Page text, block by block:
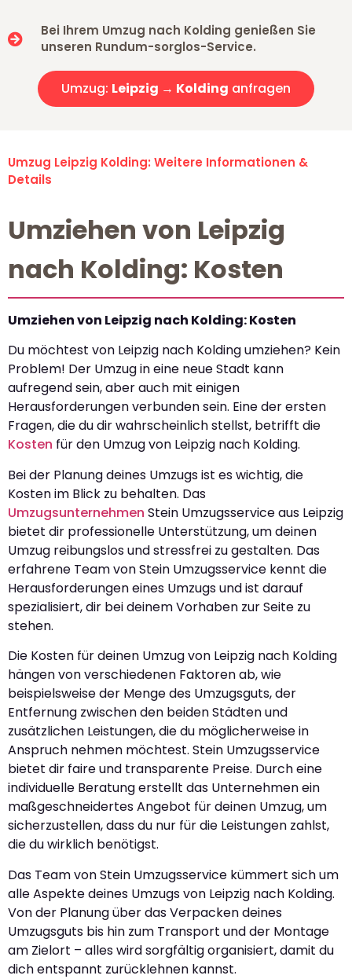
Bei Ihrem Umzug nach Kolding genießen Sie
unseren Rundum-sorglos-Service.
Umzug: Leipzig → Kolding anfragen
Umzug Leipzig Kolding: Weitere Informationen &
Details
Umziehen von Leipzig
nach Kolding: Kosten
Umziehen von Leipzig nach Kolding: Kosten
Du möchtest von Leipzig nach Kolding umziehen? Kein
Problem! Der Umzug in eine neue Stadt kann
aufregend sein, aber auch mit einigen
Herausforderungen verbunden sein. Eine der ersten
Fragen, die du dir wahrscheinlich stellst, betrifft die
Kosten für den Umzug von Leipzig nach Kolding.
Bei der Planung deines Umzugs ist es wichtig, die
Kosten im Blick zu behalten. Das
Umzugsunternehmen Stein Umzugsservice aus Leipzig
bietet dir professionelle Unterstützung, um deinen
Umzug reibungslos und stressfrei zu gestalten. Das
erfahrene Team von Stein Umzugsservice kennt die
Herausforderungen eines Umzugs und ist darauf
spezialisiert, dir bei deinem Vorhaben zur Seite zu
stehen.
Die Kosten für deinen Umzug von Leipzig nach Kolding
hängen von verschiedenen Faktoren ab, wie
beispielsweise der Menge des Umzugsguts, der
Entfernung zwischen den beiden Städten und
zusätzlichen Leistungen, die du möglicherweise in
Anspruch nehmen möchtest. Stein Umzugsservice
bietet dir faire und transparente Preise. Durch eine
individuelle Beratung erstellt das Unternehmen ein
maßgeschneidertes Angebot für deinen Umzug, um
sicherzustellen, dass du nur für die Leistungen zahlst,
die du wirklich benötigst.
Das Team von Stein Umzugsservice kümmert sich um
alle Aspekte deines Umzugs von Leipzig nach Kolding.
Von der Planung über das Verpacken deines
Umzugsguts bis hin zum Transport und der Montage
am Zielort – alles wird sorgfältig organisiert, damit du
dich entspannt zurücklehnen kannst.